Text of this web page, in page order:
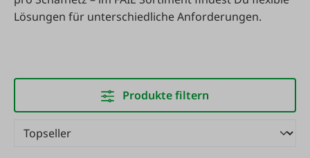
Lösungen für unterschiedliche Anforderungen.
Produkte filtern